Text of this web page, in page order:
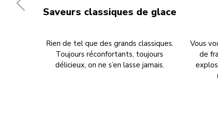
Saveurs classiques de glace
Rien de tel que des grands classiques.
Toujours réconfortants, toujours
délicieux, on ne s’en lasse jamais.
Vous
de